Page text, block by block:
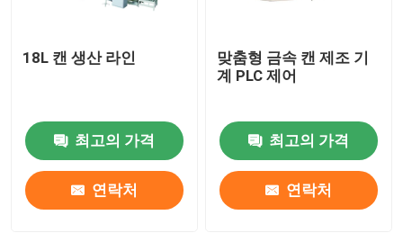
18L 캔 생산 라인
최고의 가격
연락처
맞춤형 금속 캔 제조 기
계 PLC 제어
최고의 가격
연락처